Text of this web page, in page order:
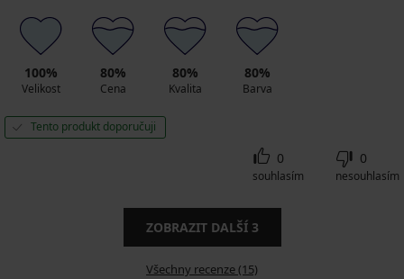
100%
Velikost
80%
Cena
80%
Kvalita
80%
Barva
Tento produkt doporučuji
0
souhlasím
0
nesouhlasím
ZOBRAZIT DALŠÍ 3
Všechny recenze (15)